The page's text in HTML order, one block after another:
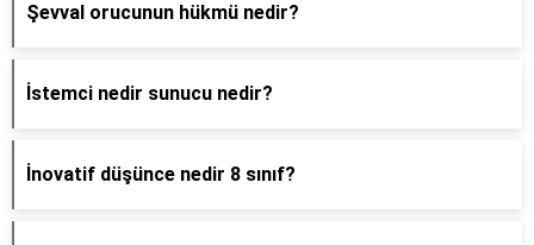
Şevval orucunun hükmü nedir?
İstemci nedir sunucu nedir?
İnovatif düşünce nedir 8 sınıf?